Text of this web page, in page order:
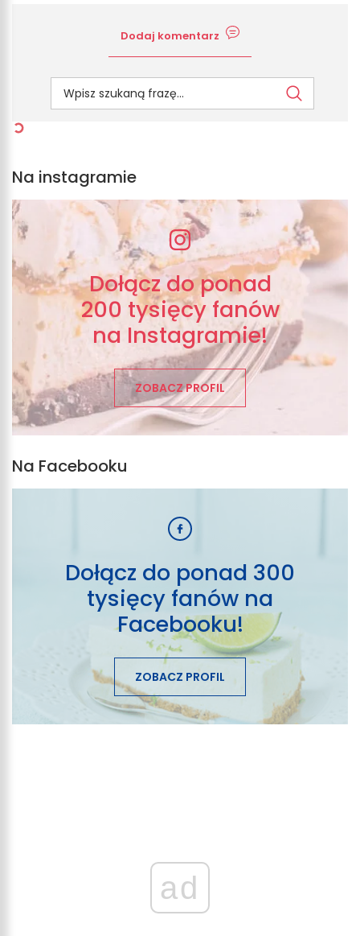
Dodaj komentarz
Na instagramie
Dołącz do ponad
200 tysięcy fanów
na Instagramie!
ZOBACZ PROFIL
Na Facebooku
Dołącz do ponad 300
tysięcy fanów na
Facebooku!
ZOBACZ PROFIL
ad